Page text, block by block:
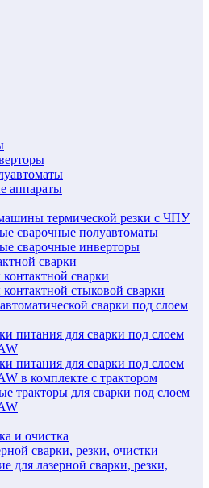
аппараты
термической резки с ЧПУ
сварочные полуавтоматы
сварочные инверторы
сварки
сварки
стыковой сварки
сварки под слоем
питания для сварки под слоем
питания для сварки под слоем
в комплекте с трактором
тракторы для сварки под слоем
и очистка
сварки, резки, очистки
для лазерной сварки, резки,